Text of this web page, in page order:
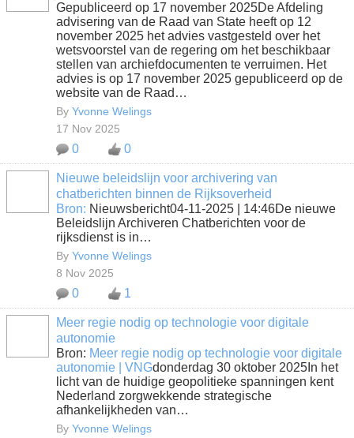
Gepubliceerd op 17 november 2025De Afdeling
advisering van de Raad van State heeft op 12
november 2025 het advies vastgesteld over het
wetsvoorstel van de regering om het beschikbaar
stellen van archiefdocumenten te verruimen. Het
advies is op 17 november 2025 gepubliceerd op de
website van de Raad…
By Yvonne Welings
17 Nov 2025
0 0
Nieuwe beleidslijn voor archivering van
chatberichten binnen de Rijksoverheid
Bron: Nieuwsbericht04-11-2025 | 14:46De nieuwe
Beleidslijn Archiveren Chatberichten voor de
rijksdienst is in…
By Yvonne Welings
8 Nov 2025
0 1
Meer regie nodig op technologie voor digitale
autonomie
Bron: Meer regie nodig op technologie voor digitale
autonomie | VNGdonderdag 30 oktober 2025In het
licht van de huidige geopolitieke spanningen kent
Nederland zorgwekkende strategische
afhankelijkheden van…
By Yvonne Welings